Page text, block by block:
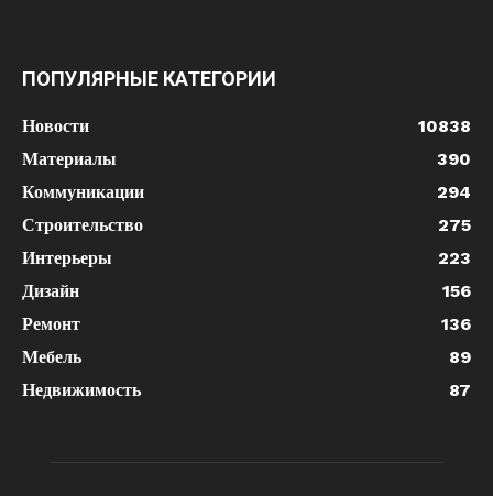
ПОПУЛЯРНЫЕ КАТЕГОРИИ
Новости
10838
Материалы
390
Коммуникации
294
Строительство
275
Интерьеры
223
Дизайн
156
Ремонт
136
Мебель
89
Недвижимость
87